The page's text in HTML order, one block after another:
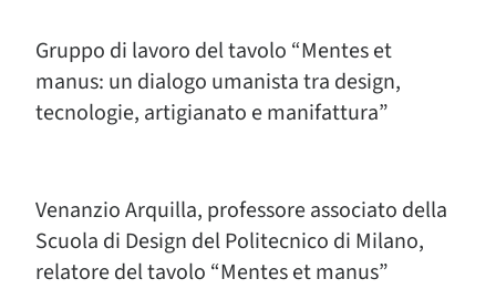
Gruppo di lavoro del tavolo “Mentes et
manus: un dialogo umanista tra design,
tecnologie, artigianato e manifattura”
Venanzio Arquilla, professore associato della
Scuola di Design del Politecnico di Milano,
relatore del tavolo “Mentes et manus”